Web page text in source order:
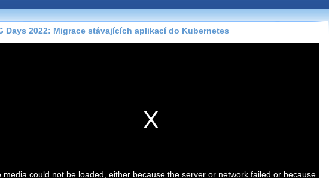
na našem webu můžete pohodlně sledovat
na stránce s využitím našehoHTML 5nebo
přehrávače.
proto umožňujeme stahování vybraných
Days 2022: Migrace stávajících aplikací do Kubernetes
media could not be loaded, either because the server or network failed or because